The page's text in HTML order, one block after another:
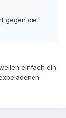
gegen die
einfach ein